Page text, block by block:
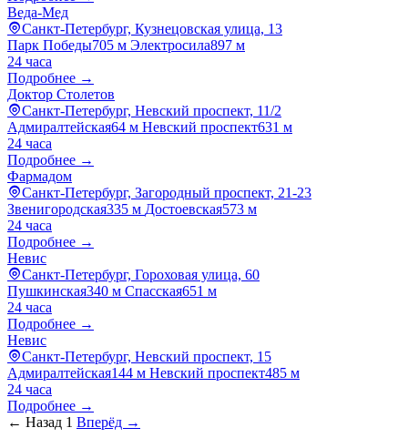
Веда-Мед
Санкт-Петербург, Кузнецовская улица, 13
Парк Победы705 м Электросила897 м
24 часа
Подробнее →
Доктор Столетов
Санкт-Петербург, Невский проспект, 11/2
Адмиралтейская64 м Невский проспект631 м
24 часа
Подробнее →
Фармадом
Санкт-Петербург, Загородный проспект, 21-23
Звенигородская335 м Достоевская573 м
24 часа
Подробнее →
Невис
Санкт-Петербург, Гороховая улица, 60
Пушкинская340 м Спасская651 м
24 часа
Подробнее →
Невис
Санкт-Петербург, Невский проспект, 15
Адмиралтейская144 м Невский проспект485 м
24 часа
Подробнее →
← Назад 1 Вперёд →